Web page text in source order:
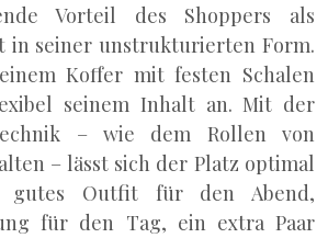
Vorteil des Shoppers als
in seiner unstrukturierten Form.
Koffer mit festen Schalen
seinem Inhalt an. Mit der
– wie dem Rollen von
– lässt sich der Platz optimal
gutes Outfit für den Abend,
für den Tag, ein extra Paar